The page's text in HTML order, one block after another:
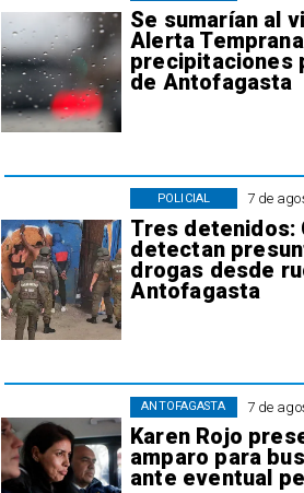
Se sumarían al
Alerta
precipitaciones
de Antofagasta
7 de
Tres detenidos:
detectan
drogas desde
Antofagasta
POLICIAL
7 de
Karen Rojo
amparo para
ante eventual
ANTOFAGASTA